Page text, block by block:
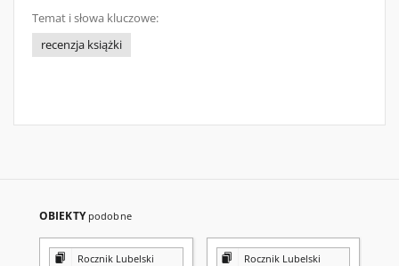
Temat i słowa kluczowe:
recenzja książki
OBIEKTY podobne
Rocznik Lubelski Rocznik Lubelski